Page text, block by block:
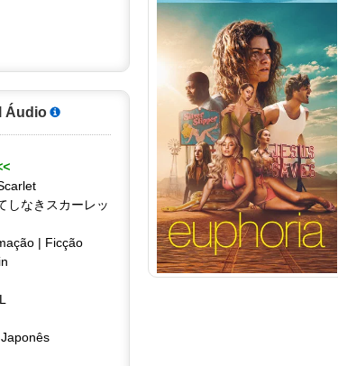
Áudio
しなきスカーレッ
| Ficção
Euphoria 3ª Temporada
Torrent (2026) WEB-DL 1080p
Dual Áudio